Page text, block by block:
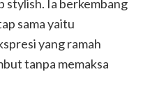
stylish. Ia berkembang
sama yaitu
yang ramah
tanpa memaksa